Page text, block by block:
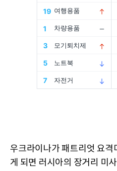
우크라이나가 패트리엇 요격
게 되면 러시아의 장거리 미